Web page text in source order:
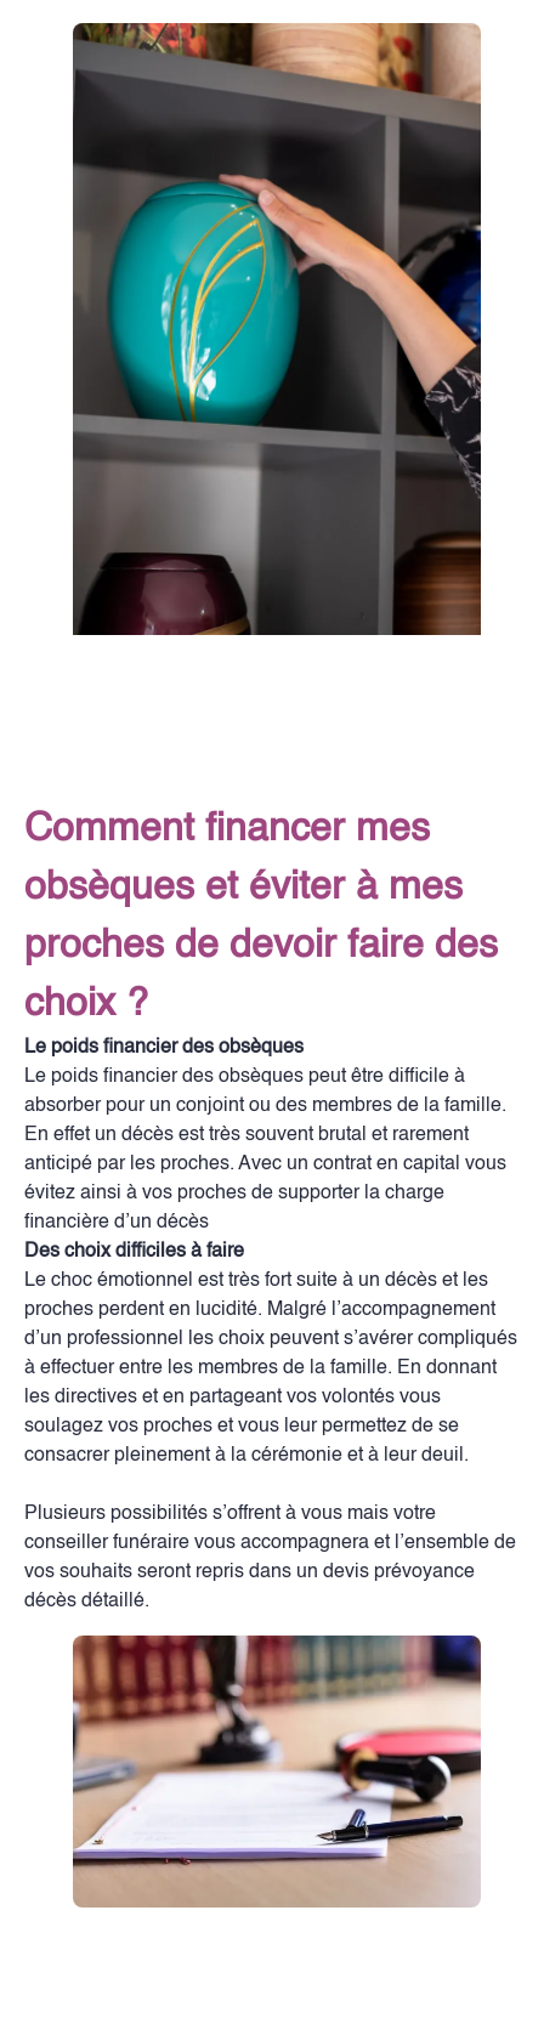
Comment financer mes
obsèques et éviter à mes
proches de devoir faire des
choix ?
Le poids financier des obsèques
Le poids financier des obsèques peut être difficile à
absorber pour un conjoint ou des membres de la famille.
En effet un décès est très souvent brutal et rarement
anticipé par les proches. Avec un contrat en capital vous
évitez ainsi à vos proches de supporter la charge
financière d’un décès
Des choix difficiles à faire
Le choc émotionnel est très fort suite à un décès et les
proches perdent en lucidité. Malgré l’accompagnement
d’un professionnel les choix peuvent s’avérer compliqués
à effectuer entre les membres de la famille. En donnant
les directives et en partageant vos volontés vous
soulagez vos proches et vous leur permettez de se
consacrer pleinement à la cérémonie et à leur deuil.
Plusieurs possibilités s’offrent à vous mais votre
conseiller funéraire vous accompagnera et l’ensemble de
vos souhaits seront repris dans un devis prévoyance
décès détaillé.